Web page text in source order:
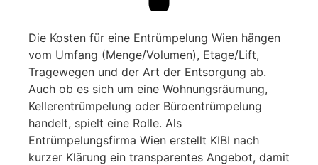
Die Kosten für eine Entrümpelung Wien hängen
vom Umfang (Menge/Volumen), Etage/Lift,
Tragewegen und der Art der Entsorgung ab.
Auch ob es sich um eine Wohnungsräumung,
Kellerentrümpelung oder Büroentrümpelung
handelt, spielt eine Rolle. Als
Entrümpelungsfirma Wien erstellt KIBI nach
kurzer Klärung ein transparentes Angebot, damit